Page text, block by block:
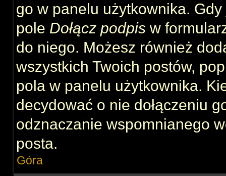
go w panelu użytkownika.
pole Dołącz podpis w
do niego. Możesz również
wszystkich Twoich postów,
pola w panelu użytkownika.
decydować o nie dołączeniu
odznaczanie wspomnianego
posta.
Góra